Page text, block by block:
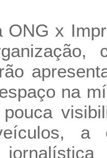
ONG x
na
a